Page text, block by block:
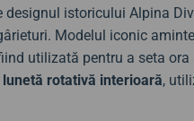
designul istoricului Alpina
Modelul iconic
utilizată pentru a seta
lunetă rotativă interioară,